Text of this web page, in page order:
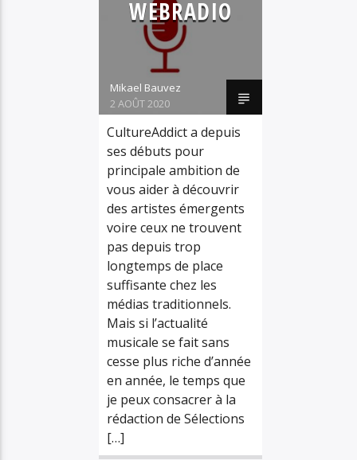
PLAYLIST
R&B
SOUL
SYNTHWAVE
TRIP HOP
WEBRADIO
WEBRADIO
Mikael Bauvez
2 AOÛT 2020
CultureAddict a depuis
ses débuts pour
principale ambition de
vous aider à découvrir
des artistes émergents
voire ceux ne trouvent
pas depuis trop
longtemps de place
suffisante chez les
médias traditionnels.
Mais si l’actualité
musicale se fait sans
cesse plus riche d’année
en année, le temps que
je peux consacrer à la
rédaction de Sélections
[…]